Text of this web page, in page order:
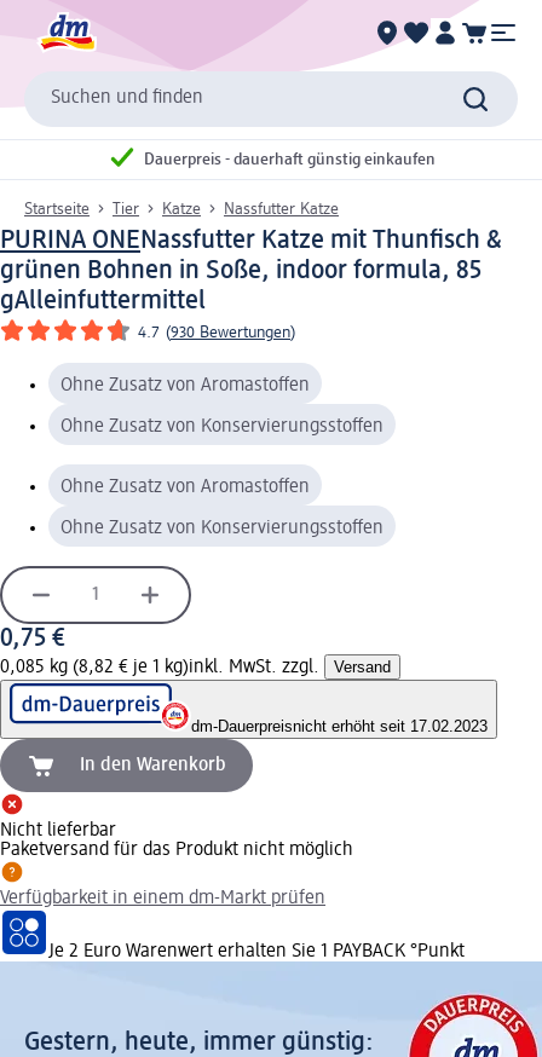
Suchen und finden
Dauerpreis - dauerhaft günstig einkaufen
Startseite Tier Katze Nassfutter Katze
PURINA ONENassfutter Katze mit Thunfisch &
grünen Bohnen in Soße, indoor formula, 85
gAlleinfuttermittel
4.7 (930 Bewertungen)
Ohne Zusatz von Aromastoffen
Ohne Zusatz von Konservierungsstoffen
Ohne Zusatz von Aromastoffen
Ohne Zusatz von Konservierungsstoffen
0,75 €
0,085 kg (8,82 € je 1 kg)inkl. MwSt. zzgl. Versand
dm-Dauerpreisnicht erhöht seit 17.02.2023
In den Warenkorb
Nicht lieferbar
Paketversand für das Produkt nicht möglich
Verfügbarkeit in einem dm-Markt prüfen
Je 2 Euro Warenwert erhalten Sie 1 PAYBACK °Punkt
Gestern, heute, immer günstig: